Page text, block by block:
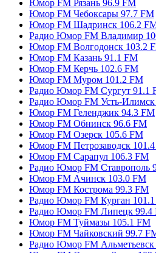
Юмор FM Рязань 96.9 FM
Юмор FM Чебоксары 97.7 FM
Юмор FM Шадринск 106.2
Радио Юмор FM Владимир
Юмор FM Волгодонск 103.2
Юмор FM Казань 91.1 FM
Юмор FM Керчь 102.6 FM
Юмор FM Муром 101.2 FM
Радио Юмор FM Сургут 91.1
Радио Юмор FM Усть-Илимск
Юмор FM Геленджик 94.3 FM
Юмор FM Обнинск 96.6 FM
Юмор FM Озерск 105.6 FM
Юмор FM Петрозаводск
Юмор FM Сарапул 106.3 FM
Радио Юмор FM Ставрополь
Юмор FM Ачинск 103.0 FM
Юмор FM Кострома 99.3 FM
Радио Юмор FM Курган
Радио Юмор FM Липецк 99.4
Юмор FM Туймазы 105.1 FM
Юмор FM Чайковский 99.7
Радио Юмор FM Альметьевск